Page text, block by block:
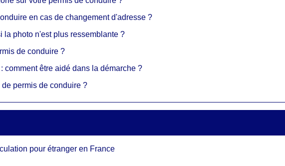
en cas de changement d'adresse ?
la photo n'est plus ressemblante ?
de conduire ?
comment être aidé dans la démarche ?
permis de conduire ?
pour étranger en France